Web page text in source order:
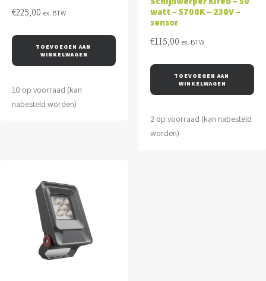
€225,00 ex. BTW
TOEVOEGEN AAN
WINKELWAGEN
10 op voorraad (kan
nabesteld worden)
watt – 5700K – 230V –
sensor
€115,00 ex. BTW
TOEVOEGEN AAN
WINKELWAGEN
2 op voorraad (kan nabesteld
worden)